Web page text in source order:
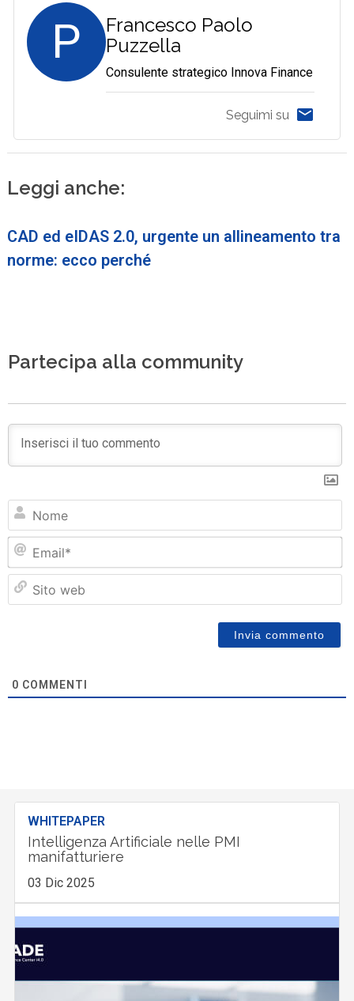
P
Francesco Paolo
Puzzella
Consulente strategico Innova Finance
Seguimi su
Leggi anche:
CAD ed eIDAS 2.0, urgente un allineamento tra
norme: ecco perché
Partecipa alla community
0 COMMENTI
WHITEPAPER
Intelligenza Artificiale nelle PMI
manifatturiere
03 Dic 2025